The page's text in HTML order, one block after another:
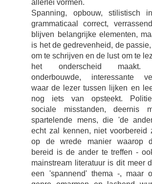
allerlei vormen.
Spanning, opbouw, stilistisch
grammaticaal correct,
blijven belangrijke elementen,
is het de gedrevenheid, de
om te schrijven en de lust om te
het onderscheid maakt.
onderbouwde, interessante
waar de lezer tussen lijken en
nog iets van opsteekt.
sociale misstanden, deernis
spartelende mens, die 'de
echt zal kennen, niet voorbereid
op de wrede manier waarop
bereid is de ander te treffen -
mainstream literatuur is dit meer
een 'spannend' thema -, maar